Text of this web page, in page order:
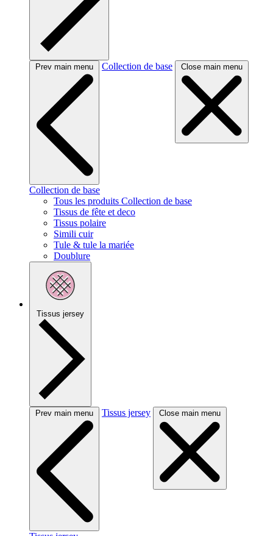
Prev main menu Collection de base Close main menu
Collection de base
Tous les produits Collection de base
Tissus de fête et deco
Tissus polaire
Simili cuir
Tule & tule la mariée
Doublure
Tissus jersey
Prev main menu Tissus jersey Close main menu